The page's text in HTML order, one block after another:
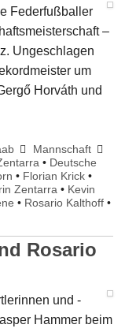
Federfußballer
–
Ungeschlagen
um
Horváth und
Mannschaft
• Deutsche
• Florian Krick •
Zentarra • Kevin
• Rosario Kalthoff •
Rosario
und -
Hammer beim